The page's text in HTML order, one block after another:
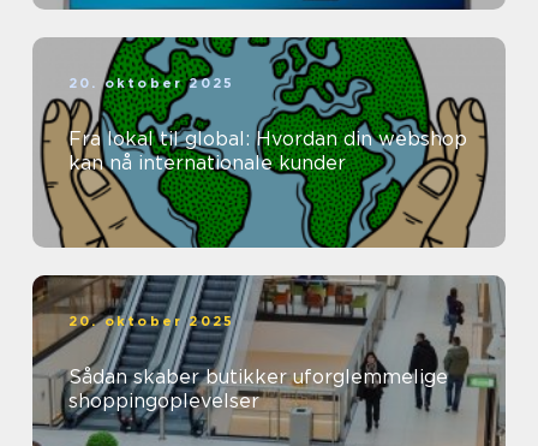
20. oktober 2025
Fra lokal til global: Hvordan din webshop
kan nå internationale kunder
20. oktober 2025
Sådan skaber butikker uforglemmelige
shoppingoplevelser